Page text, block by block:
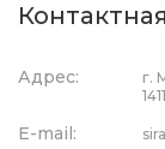
Адрес:
г.
E-mail: